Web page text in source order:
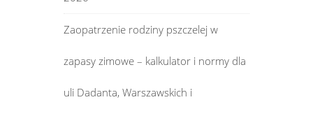
Zaopatrzenie rodziny pszczelej w
zapasy zimowe – kalkulator i normy dla
uli Dadanta, Warszawskich i